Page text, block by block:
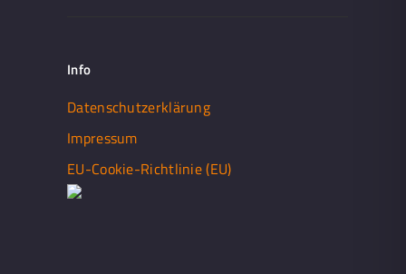
Info
Datenschutzerklärung
Impressum
EU-Cookie-Richtlinie (EU)